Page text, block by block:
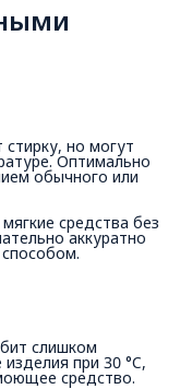
но могут
Оптимально
обычного или
средства без
аккуратно
слишком
при 30 °C,
средство.